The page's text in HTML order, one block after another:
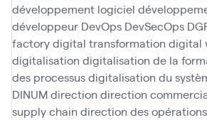
développement logiciel
développeur DevOps DevSecOps
factorydigital transformation digital
digitalisation digitalisation de la
des processusdigitalisation du
DINUMdirection direction
supply chain direction des opérations